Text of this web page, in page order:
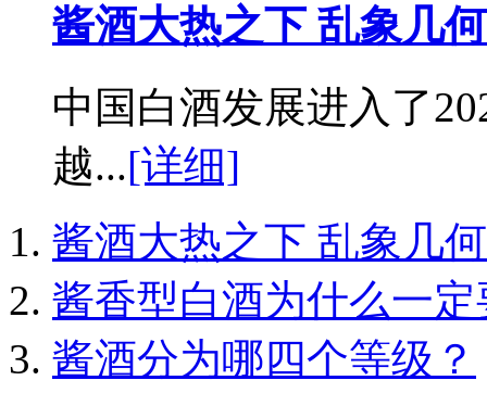
酱酒大热之下 乱象几
中国白酒发展进入了
越...[详细]
酱酒大热之下 乱象几
酱香型白酒为什么一
酱酒分为哪四个等级？